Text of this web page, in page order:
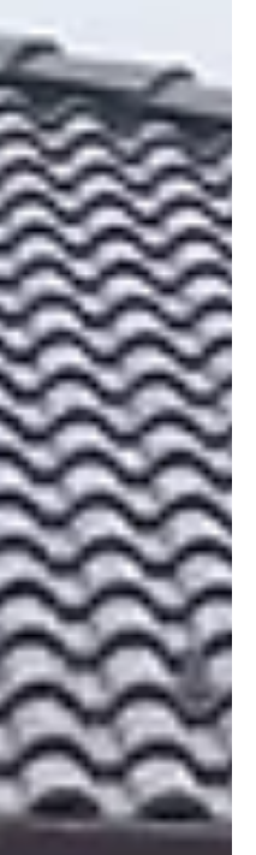
után 20-30 évvel, hogy nem
betegségre. Kétszintes
között meg sem kottyan
rémálommá válik, amikor fájnak
akkor is, ha véletlen baleset
utólag sem lehetetlen egy
ami sokban segít a nehéz